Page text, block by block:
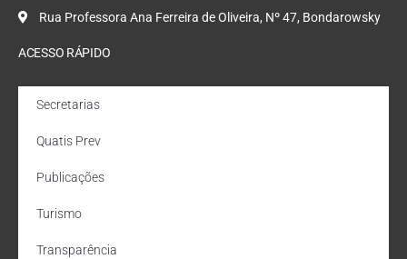
Rua Professora Ana Ferreira de Oliveira, Nº 47, Bondarowsky
ACESSO RÁPIDO
Secretarias
Quatis Prev
Publicações
Turismo
Transparência